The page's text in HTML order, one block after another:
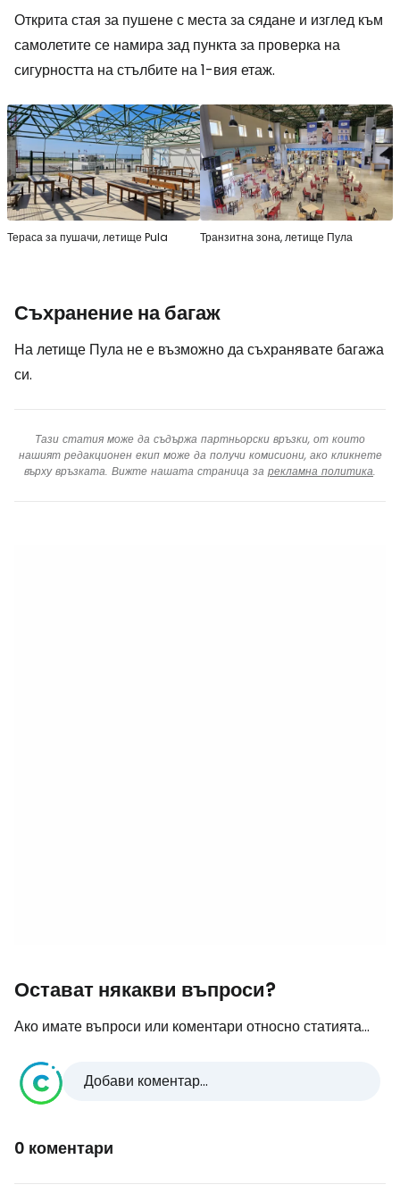
Открита стая за пушене с места за сядане и изглед към
самолетите се намира зад пункта за проверка на
сигурността на стълбите на 1-вия етаж.
Тераса за пушачи, летище Pula Транзитна зона, летище Пула
Съхранение на багаж
На летище Пула не е възможно да съхранявате багажа
си.
Тази статия може да съдържа партньорски връзки, от които
нашият редакционен екип може да получи комисиони, ако кликнете
върху връзката. Вижте нашата страница за рекламна политика.
Остават някакви въпроси?
Ако имате въпроси или коментари относно статията...
Добави коментар...
0 коментари